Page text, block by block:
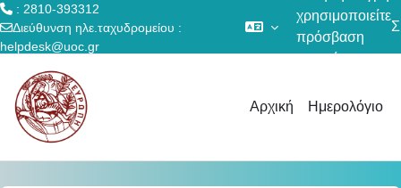
: 2810-393312
Διεύθυνση ηλε.ταχυδρομείου :
helpdesk@uoc.gr
χρησιμοποιείτε
πρόσβαση
επισκέπτη
Αρχική Ημερολόγιο